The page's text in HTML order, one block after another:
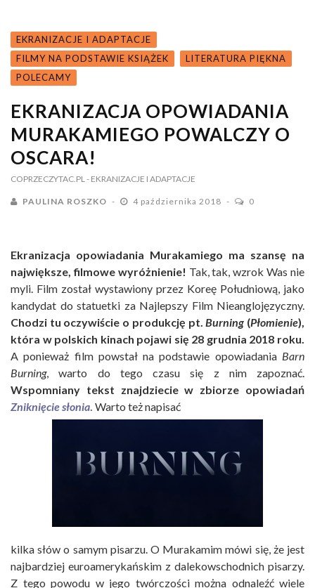
EKRANIZACJE I ADAPTACJE
FILMY NA PODSTAWIE KSIĄŻEK
LITERATURA PIĘKNA
POLECAMY
EKRANIZACJA OPOWIADANIA
MURAKAMIEGO POWALCZY O
OSCARA!
COPRZECZYTAC.PL - EKRANIZACJE I ADAPTACJE
PAULINA ROSZKO 4 października 2018 0
Ekranizacja opowiadania Murakamiego ma szansę na
największe, filmowe wyróżnienie! Tak, tak, wzrok Was nie
myli. Film został wystawiony przez Koreę Południową, jako
kandydat do statuetki za Najlepszy Film Nieanglojęzyczny.
Chodzi tu oczywiście o produkcję pt.Burning (Płomienie),
która w polskich kinach pojawi się 28 grudnia 2018 roku.
A ponieważ film powstał na podstawie opowiadania Barn
Burning, warto do tego czasu się z nim zapoznać.
Wspomniany tekst znajdziecie w zbiorze opowiadań
Zniknięcie słonia. Warto też napisać
kilka słów o samym pisarzu. O Murakamim mówi się, że jest
najbardziej euroamerykańskim z dalekowschodnich pisarzy.
Z tego powodu w jego twórczości można odnaleźć wiele